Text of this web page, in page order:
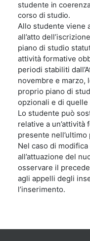
studente in
corso di studio.
Allo studente viene
all’atto
piano di studio
attività formative
periodi stabiliti
novembre e marzo,
proprio piano di
opzionali e di quelle
Lo studente può
relative a un’attività
presente
Nel caso di
all’attuazione del
osservare il
agli appelli degli
l’inserimento.